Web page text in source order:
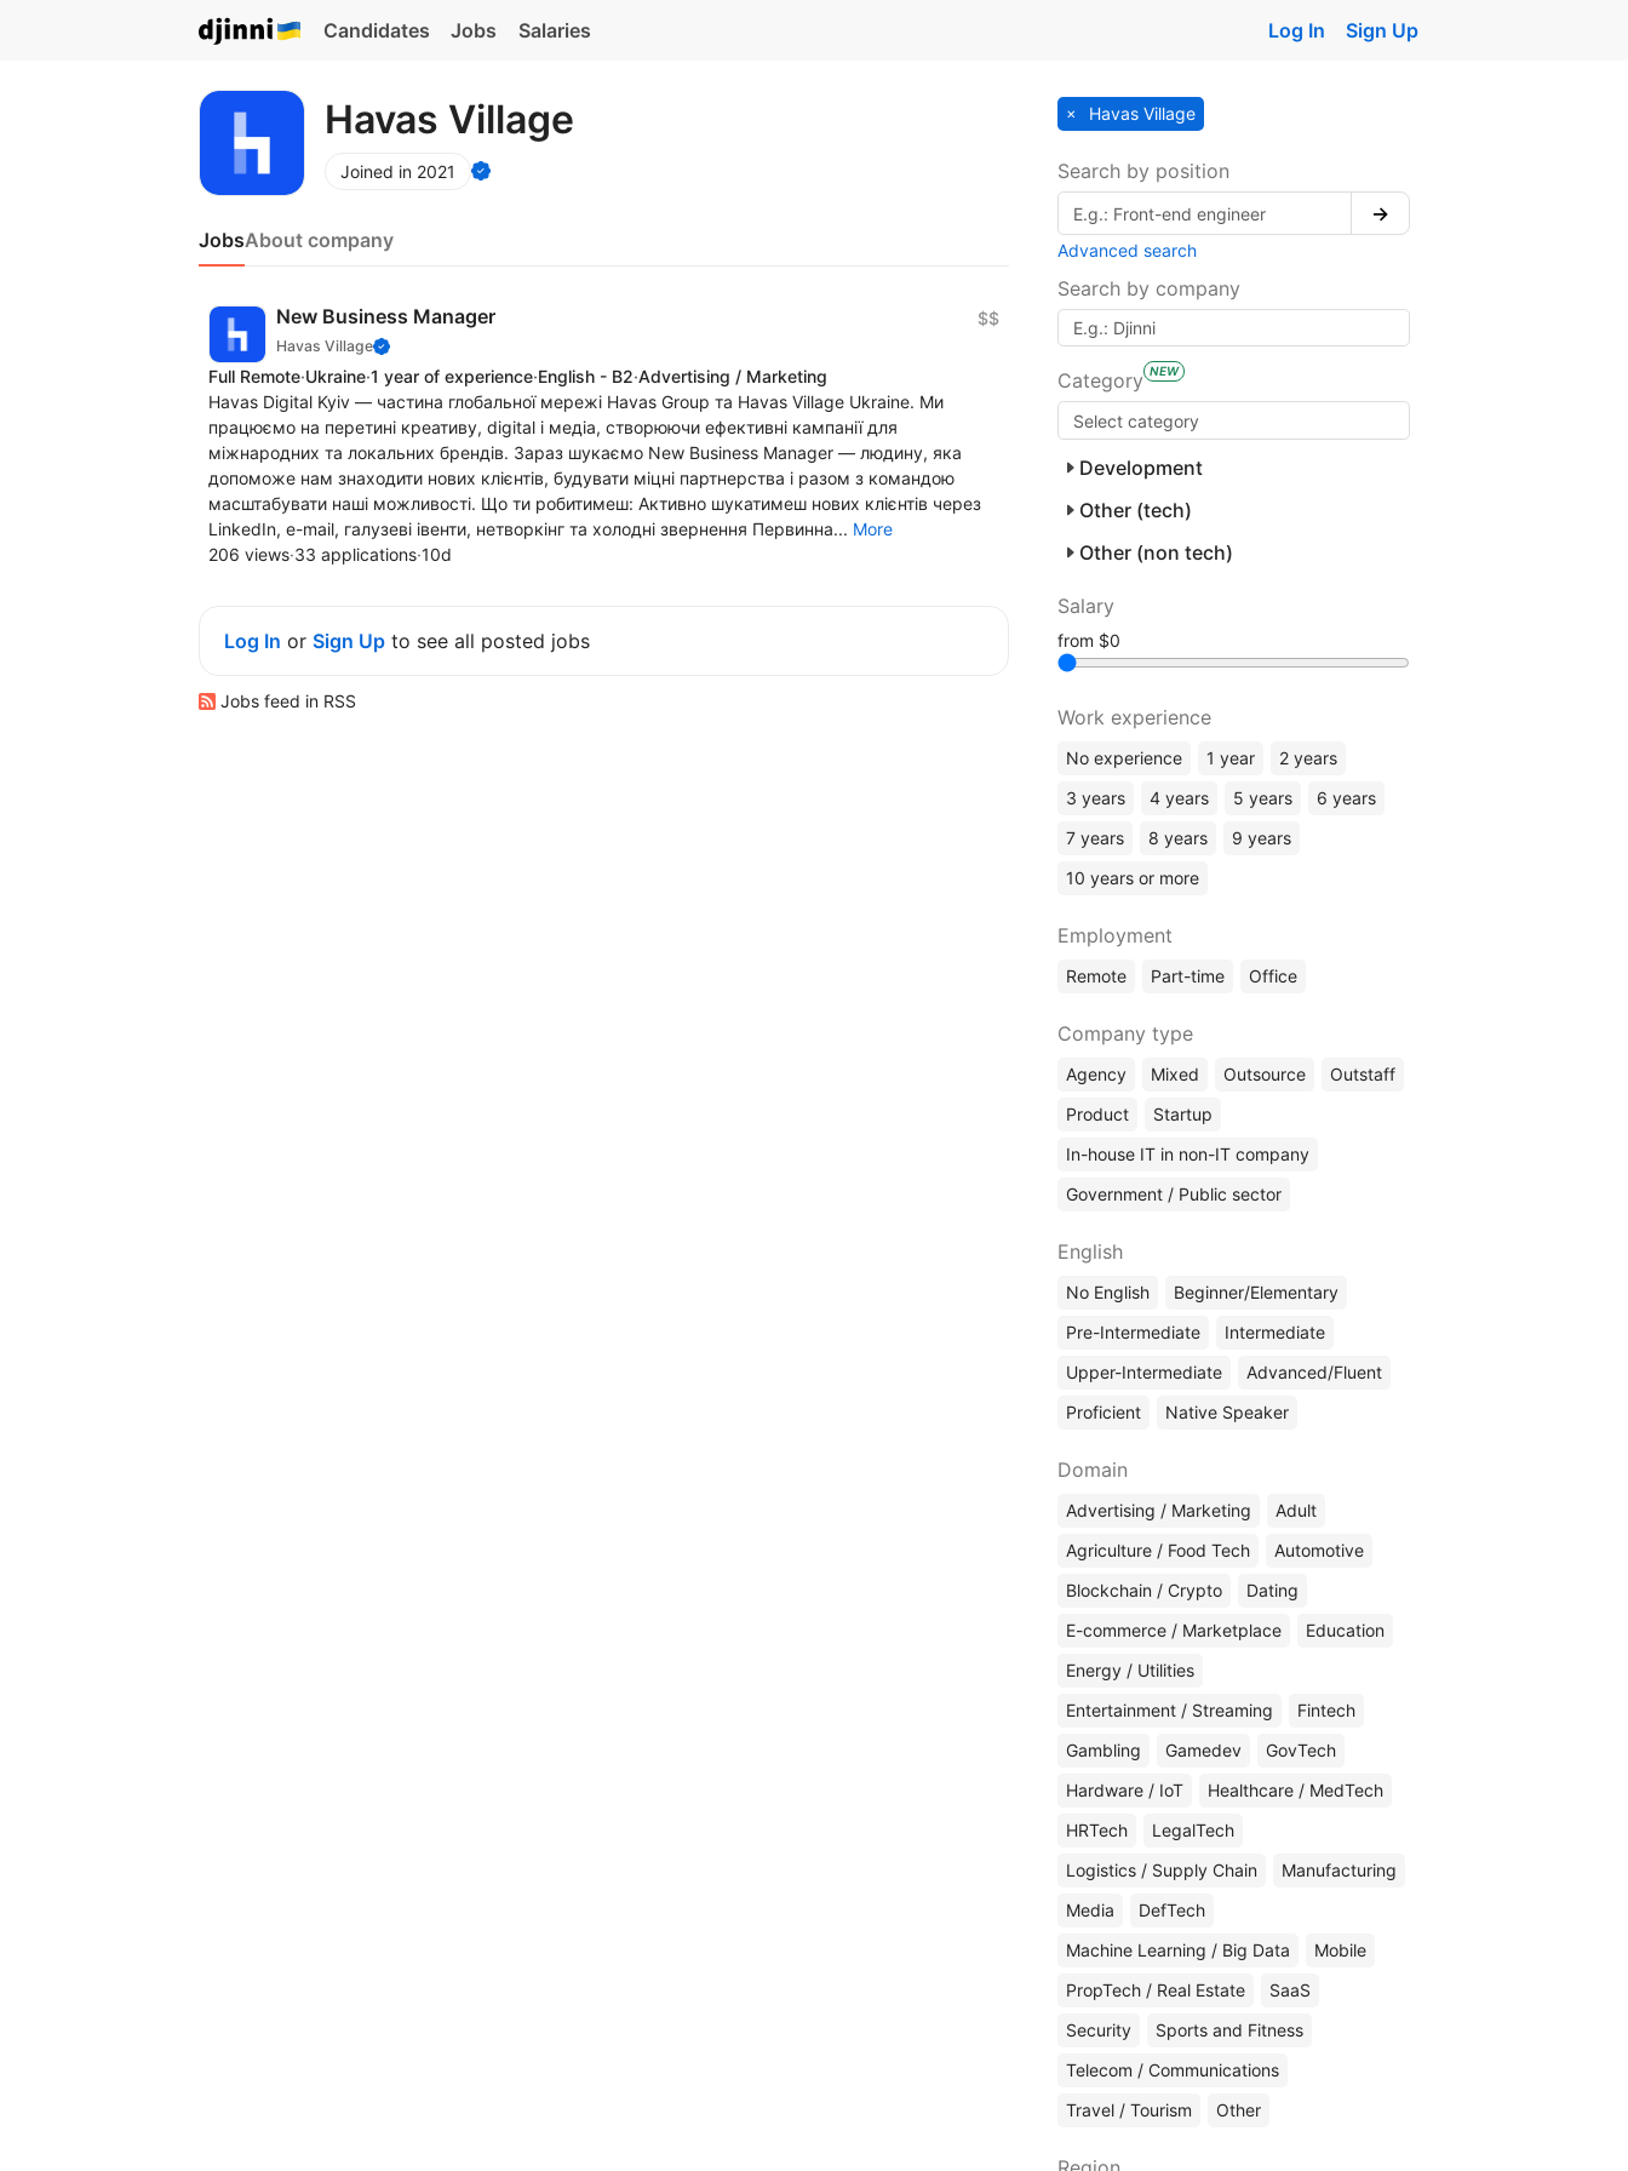
Candidates Jobs Salaries Log In Sign Up
Havas Village
Joined in 2021
JobsAbout company
New Business Manager
Havas Village
$$
Full Remote·Ukraine·1 year of experience·English - B2·Advertising / Marketing
Havas Digital Kyiv — частина глобальної мережі Havas Group та Havas Village Ukraine. Ми
працюємо на перетині креативу, digital і медіа, створюючи ефективні кампанії для
міжнародних та локальних брендів. Зараз шукаємо New Business Manager — людину, яка
допоможе нам знаходити нових клієнтів, будувати міцні партнерства і разом з командою
масштабувати наші можливості. Що ти робитимеш: Активно шукатимеш нових клієнтів через
LinkedIn, e-mail, галузеві івенти, нетворкінг та холодні звернення Первинна... More
206 views·33 applications·10d
Log In or Sign Up to see all posted jobs
Jobs feed in RSS
Havas Village
Search by position
→
Advanced search
Search by company
Category NEW
Development
Other (tech)
Other (non tech)
Salary
from
Work experience
No experience 1 year
2 years
3 years
4 years 5 years
6 years
7 years
8 years
9 years
10 years or more
Employment
Remote Part-time Office
Company type
Agency Mixed Outsource
Outstaff
Product
Startup
In-house IT in non-IT company
Government / Public sector
English
No English
Beginner/Elementary
Pre-Intermediate
Intermediate
Upper-Intermediate
Advanced/Fluent
Proficient
Native Speaker
Domain
Advertising / Marketing
Adult
Agriculture / Food Tech
Automotive
Blockchain / Crypto
Dating
E-commerce / Marketplace
Education
Energy / Utilities
Entertainment / Streaming
Fintech
Gambling
Gamedev
GovTech
Hardware / IoT
Healthcare / MedTech
HRTech
LegalTech
Logistics / Supply Chain
Manufacturing
Media
DefTech
Machine Learning / Big Data
Mobile
PropTech / Real Estate
SaaS
Security
Sports and Fitness
Telecom / Communications
Travel / Tourism
Other